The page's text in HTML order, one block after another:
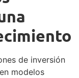
de inversión
modelos